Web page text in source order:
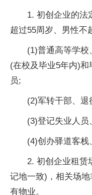
1. 初创企业的法
超过55周岁、男性不
(1)普通高等学校
(在校及毕业5年内)和
员;
(2)军转干部、退
(3)登记失业人
(4)创办驿道客栈
2. 初创企业租赁
记地一致)，相关场
有物业。